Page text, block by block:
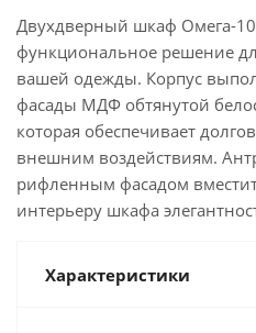
Двухдверный шкаф Омега-
функциональное решение
вашей одежды. Корпус
фасады МДФ обтянутой
которая обеспечивает
внешним воздействиям.
рифленным фасадом
интерьеру шкафа
Характеристики